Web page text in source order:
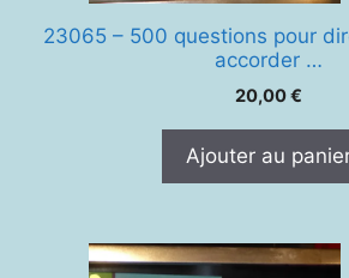
23065 – 500 questions pour
accorder …
20,00€
Ajouter au